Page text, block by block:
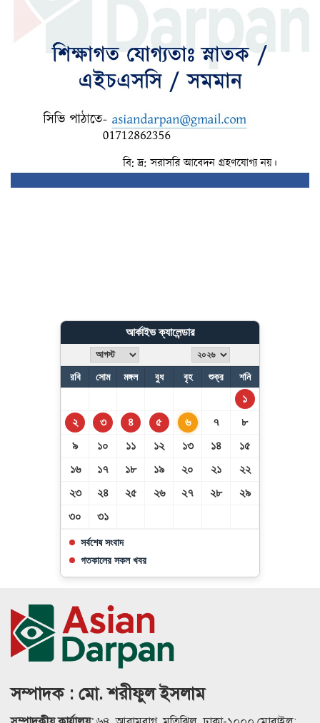
এআইয়ের সুফল লুফে না নিলে উন্নয়নশীল
দেশগুলো পিছিয়ে পড়বে: বিশ্বব্যাংক
আর্কাইভ ক্যালেন্ডার
রবি সোম মঙ্গল বুধ বৃহ শুক্র শনি
১
২
৩ ৪ ৫ ৬ ৭
৮
৯
১০ ১১ ১২ ১৩ ১৪
১৫
১৬
১৭ ১৮ ১৯ ২০ ২১
২২
২৩
২৪ ২৫ ২৬ ২৭ ২৮
২৯
৩০
৩১
সর্বশেষ সংবাদ
গতকালের সকল খবর
সম্পাদক : মো. শরীফুল ইসলাম